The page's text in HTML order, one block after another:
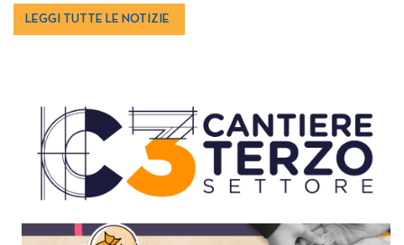
LEGGI TUTTE LE NOTIZIE